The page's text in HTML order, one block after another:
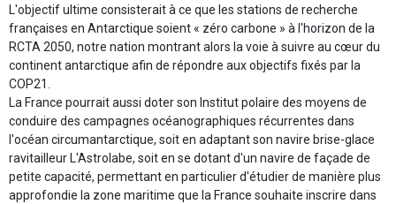
L'objectif ultime consisterait à ce que les stations de recherche
françaises en Antarctique soient « zéro carbone » à l'horizon de la
RCTA 2050, notre nation montrant alors la voie à suivre au cœur du
continent antarctique afin de répondre aux objectifs fixés par la
COP21.
La France pourrait aussi doter son Institut polaire des moyens de
conduire des campagnes océanographiques récurrentes dans
l'océan circumantarctique, soit en adaptant son navire brise-glace
ravitailleur L'Astrolabe, soit en se dotant d'un navire de façade de
petite capacité, permettant en particulier d'étudier de manière plus
approfondie la zone maritime que la France souhaite inscrire dans